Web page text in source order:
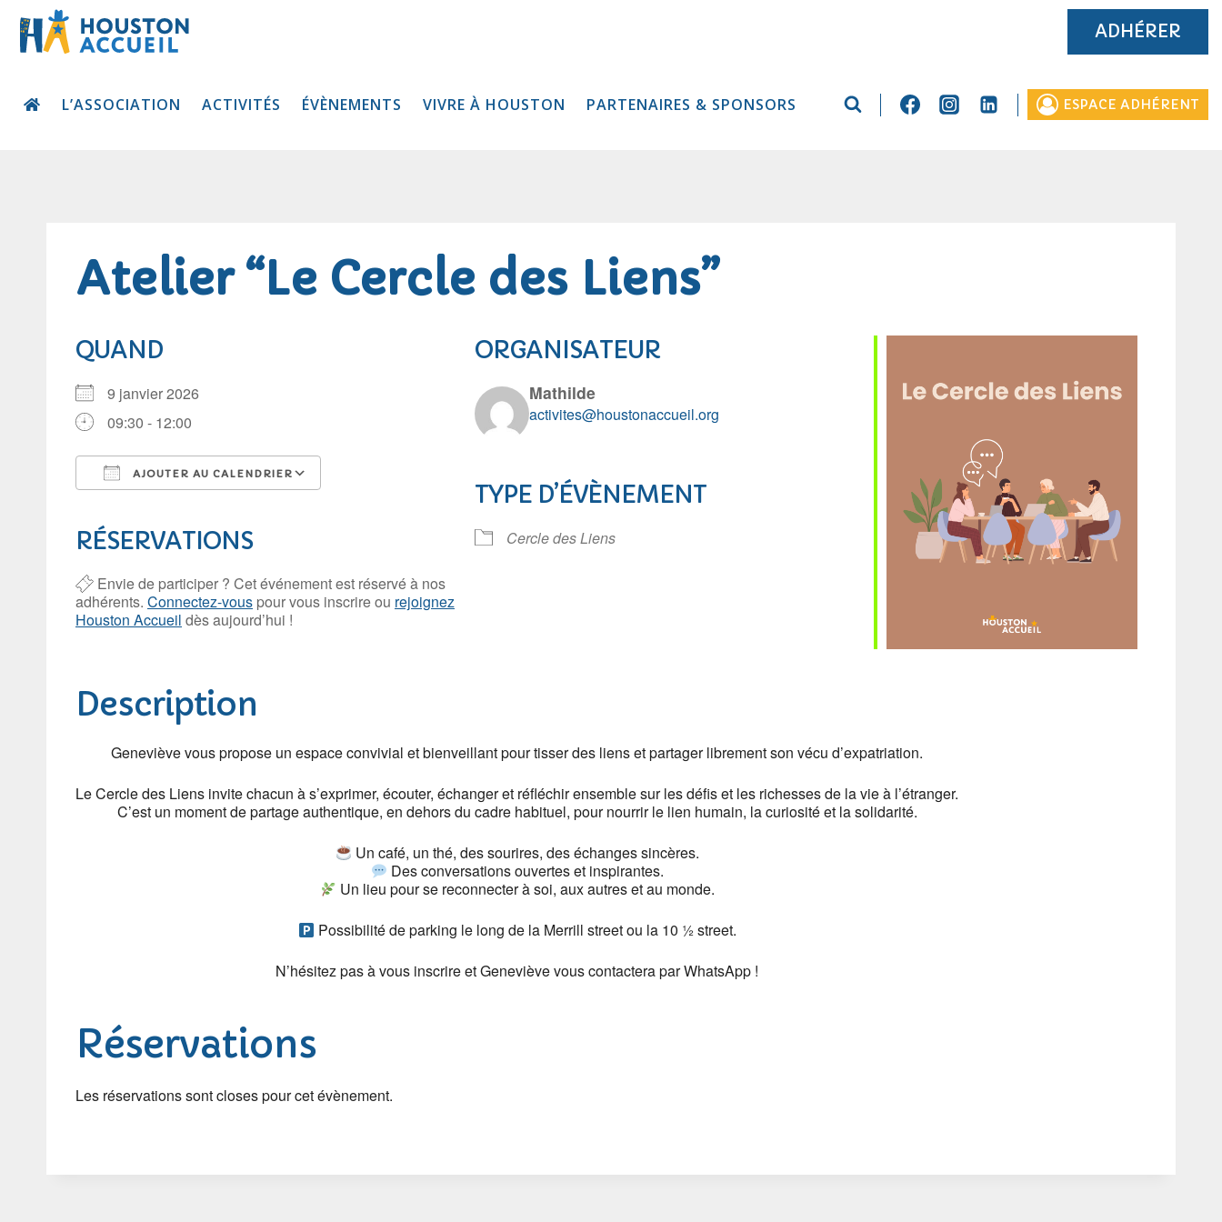
ADHÉRER
L’ASSOCIATION ACTIVITÉS ÉVÈNEMENTS VIVRE À HOUSTON PARTENAIRES & SPONSORS ESPACE ADHÉRENT
Atelier “Le Cercle des Liens”
QUAND
9 janvier 2026
09:30 - 12:00
AJOUTER AU CALENDRIER
iCalendar Outlook Live
RÉSERVATIONS
Envie de participer ? Cet événement est réservé à nos
adhérents. Connectez-vous pour vous inscrire ou rejoignez
Houston Accueil dès aujourd’hui !
ORGANISATEUR
Mathilde
activites@houstonaccueil.org
TYPE D’ÉVÈNEMENT
Cercle des Liens
Description
Geneviève vous propose un espace convivial et bienveillant pour tisser des liens et partager librement son vécu d’expatriation.
Le Cercle des Liens invite chacun à s’exprimer, écouter, échanger et réfléchir ensemble sur les défis et les richesses de la vie à l’étranger.
C’est un moment de partage authentique, en dehors du cadre habituel, pour nourrir le lien humain, la curiosité et la solidarité.
Un café, un thé, des sourires, des échanges sincères.
Des conversations ouvertes et inspirantes.
Un lieu pour se reconnecter à soi, aux autres et au monde.
Possibilité de parking le long de la Merrill street ou la 10 ½ street.
N’hésitez pas à vous inscrire et Geneviève vous contactera par WhatsApp !
Réservations
Les réservations sont closes pour cet évènement.